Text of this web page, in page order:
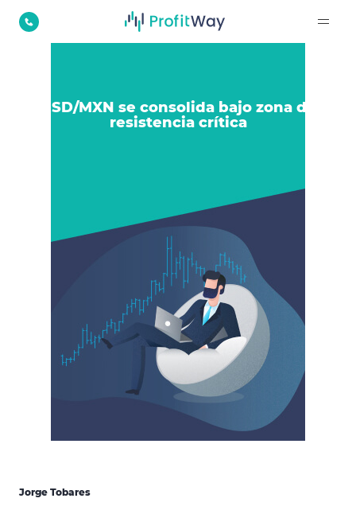
USD/MXN se consolida bajo zona de
resistencia crítica
Jorge Tobares